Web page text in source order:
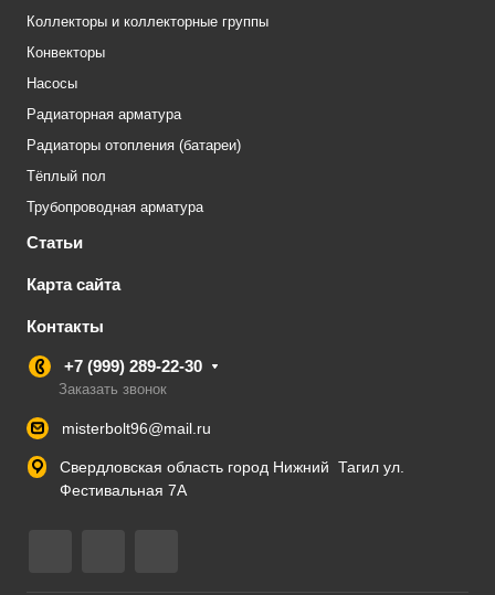
Коллекторы и коллекторные группы
Конвекторы
Насосы
Радиаторная арматура
Радиаторы отопления (батареи)
Тёплый пол
Трубопроводная арматура
Статьи
Карта сайта
Контакты
+7 (999) 289-22-30
Заказать звонок
misterbolt96@mail.ru
Свердловская область город Нижний Тагил ул.
Фестивальная 7А